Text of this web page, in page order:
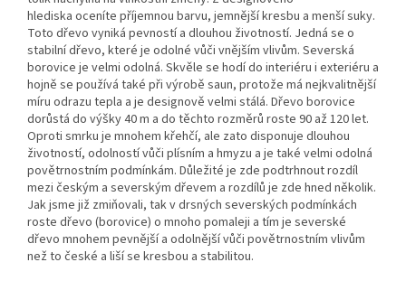
hlediska oceníte příjemnou barvu, jemnější kresbu a menší suky.
Toto dřevo vyniká pevností a dlouhou životností. Jedná se o
stabilní dřevo, které je odolné vůči vnějším vlivům. Severská
borovice je velmi odolná. Skvěle se hodí do interiéru i exteriéru a
hojně se používá také při výrobě saun, protože má nejkvalitnější
míru odrazu tepla a je designově velmi stálá. Dřevo borovice
dorůstá do výšky 40 m a do těchto rozměrů roste 90 až 120 let.
Oproti smrku je mnohem křehčí, ale zato disponuje dlouhou
životností, odolností vůči plísním a hmyzu a je také velmi odolná
povětrnostním podmínkám. Důležité je zde podtrhnout rozdíl
mezi českým a severským dřevem a rozdílů je zde hned několik.
Jak jsme již zmiňovali, tak v drsných severských podmínkách
roste dřevo (borovice) o mnoho pomaleji a tím je severské
dřevo mnohem pevnější a odolnější vůči povětrnostním vlivům
než to české a liší se kresbou a stabilitou.